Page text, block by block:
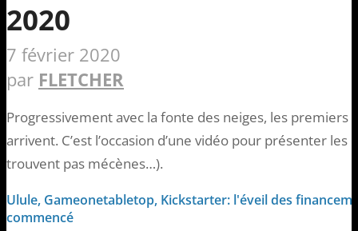
2020
7 février 2020
par FLETCHER
Progressivement avec la fonte des neiges, les premiers
arrivent. C’est l’occasion d’une vidéo pour présenter les
trouvent pas mécènes…).
Ulule, Gameonetabletop, Kickstarter: l'éveil des
commencé